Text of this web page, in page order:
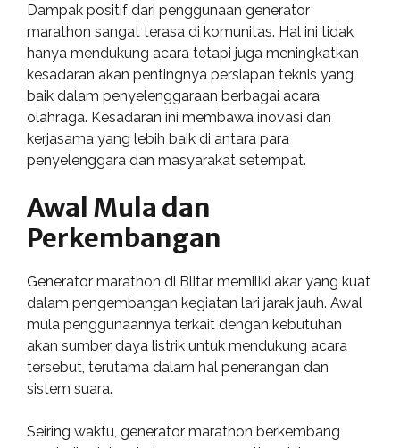
Dampak positif dari penggunaan generator
marathon sangat terasa di komunitas. Hal ini tidak
hanya mendukung acara tetapi juga meningkatkan
kesadaran akan pentingnya persiapan teknis yang
baik dalam penyelenggaraan berbagai acara
olahraga. Kesadaran ini membawa inovasi dan
kerjasama yang lebih baik di antara para
penyelenggara dan masyarakat setempat.
Awal Mula dan
Perkembangan
Generator marathon di Blitar memiliki akar yang kuat
dalam pengembangan kegiatan lari jarak jauh. Awal
mula penggunaannya terkait dengan kebutuhan
akan sumber daya listrik untuk mendukung acara
tersebut, terutama dalam hal penerangan dan
sistem suara.
Seiring waktu, generator marathon berkembang